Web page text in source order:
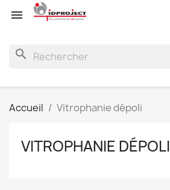

search
Accueil Vitrophanie dépoli
VITROPHANIE DÉPOLI